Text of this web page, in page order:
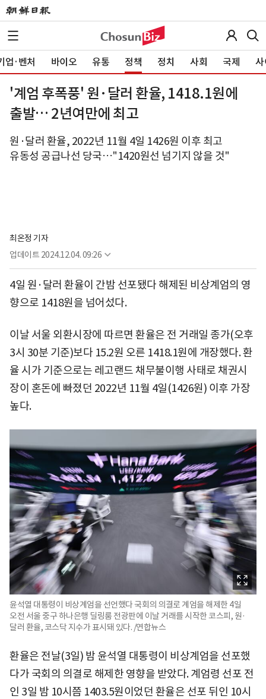
업·벤처 바이오 유통 정책 정치 사회 국제 사
'계엄 후폭풍' 원·달러 환율, 1418.1원에
출발… 2년여만에 최고
원·달러 환율, 2022년 11월 4일 1426원 이후 최고
유동성 공급나선 당국…"1420원선 넘기지 않을 것"
최온정 기자
업데이트 2024.12.04. 09:26
4일 원·달러 환율이 간밤 선포됐다 해제된 비상계엄의 영
향으로 1418원을 넘어섰다.
이날 서울 외환시장에 따르면 환율은 전 거래일 종가(오후
3시 30분 기준)보다 15.2원 오른 1418.1원에 개장했다. 환
율 시가 기준으로는 레고랜드 채무불이행 사태로 채권시
장이 혼돈에 빠졌던 2022년 11월 4일(1426원) 이후 가장
높다.
윤석열 대통령이 비상계엄을 선언했다 국회의 의결로 계엄을 해제한 4일
오전 서울 중구 하나은행 딜링룸 전광판에 이날 거래를 시작한 코스피, 원·
달러 환율, 코스닥 지수가 표시돼 있다. /연합뉴스
환율은 전날(3일) 밤 윤석열 대통령이 비상계엄을 선포했
다가 국회의 의결로 해제한 영향을 받았다. 계엄령 선포 전
인 3일 밤 10시쯤 1403.5원이었던 환율은 선포 뒤인 10시